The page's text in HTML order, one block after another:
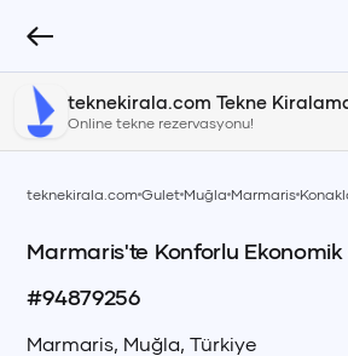
teknekirala.com Tekne
Online tekne rezervasyonu!
teknekirala.com Gulet Muğla Marmaris
Marmaris'te Konforlu
#94879256
Marmaris, Muğla,Türkiye